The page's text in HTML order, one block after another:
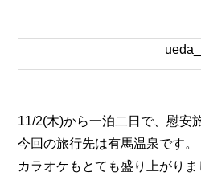
11/2(木)から一泊二日で、慰安
今回の旅行先は有馬温泉です
カラオケもとても盛り上がり